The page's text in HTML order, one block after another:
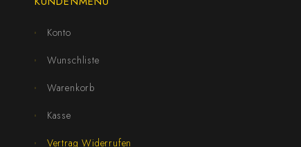
Konto
Wunschliste
Warenkorb
Kasse
Vertrag Widerrufen